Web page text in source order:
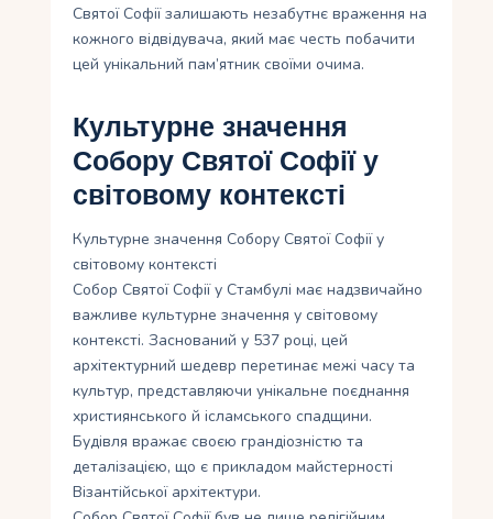
Святої Софії залишають незабутнє враження на
кожного відвідувача, який має честь побачити
цей унікальний пам’ятник своїми очима.
Культурне значення
Собору Святої Софії у
світовому контексті
Культурне значення Собору Святої Софії у
світовому контексті
Собор Святої Софії у Стамбулі має надзвичайно
важливе культурне значення у світовому
контексті. Заснований у 537 році, цей
архітектурний шедевр перетинає межі часу та
культур, представляючи унікальне поєднання
християнського й ісламського спадщини.
Будівля вражає своєю грандіозністю та
деталізацією, що є прикладом майстерності
Візантійської архітектури.